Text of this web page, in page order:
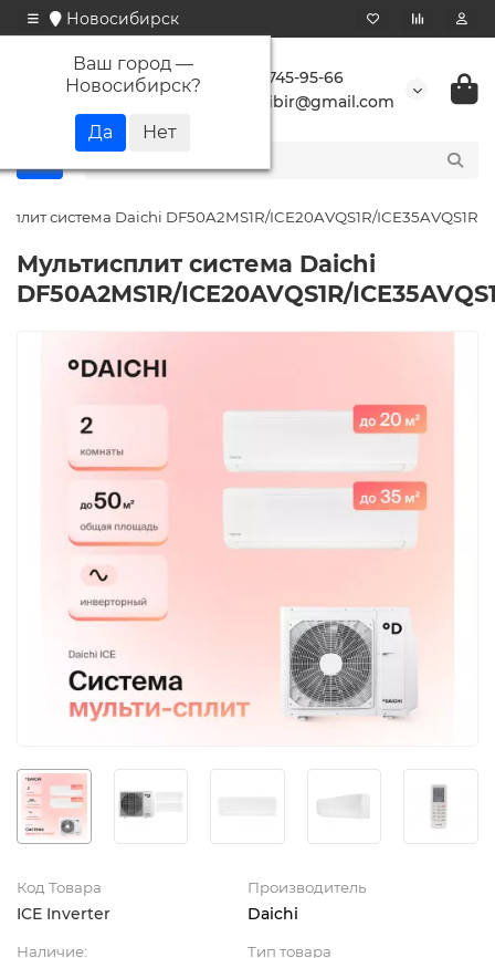
Новосибирск
Ваш город —
Новосибирск?
+7 923 745-95-66
buransibir@gmail.com
система Daichi DF50A2MS1R/ICE20AVQS1R/ICE35AVQS1R
Мультисплит система Daichi
DF50A2MS1R/ICE20AVQS1R/
Код Товара
ICE Inverter
Производитель
Daichi
Наличие: Тип товара